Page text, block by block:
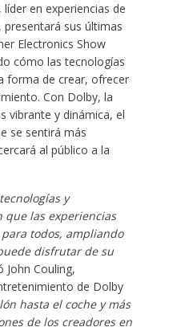
en experiencias de
sus últimas
Electronics Show
cómo las tecnologías
forma de crear, ofrecer
Con Dolby, la
vibrante y dinámica, el
se sentirá más
al público a la
y
que las experiencias
todos, ampliando
disfrutar de su
John Couling,
de Dolby
hasta el coche y más
de los creadores en